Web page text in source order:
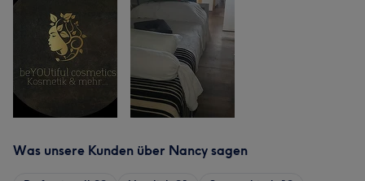
Was unsere Kunden über Nancy sagen